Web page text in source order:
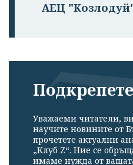
АЕЦ
Уважаеми читатели,
научите новините от
прочетете актуални
„Клуб Z“. Ние се
имаме нужда от